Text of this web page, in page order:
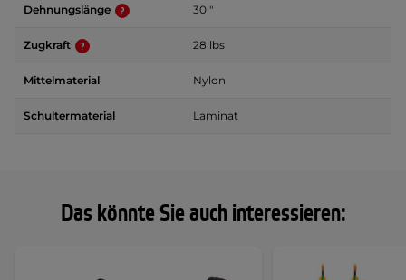
Das könnte Sie auch interessieren:
Dehnungslänge 30 "
Zugkraft 28 lbs
Mittelmaterial Nylon
Schultermaterial Laminat